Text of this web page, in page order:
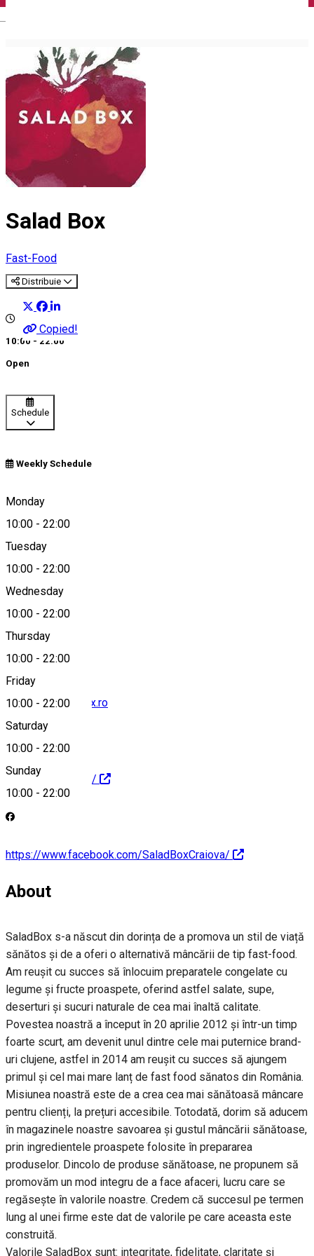
Salad Box
Fast-Food
Distribuie
Copied!
10:00 - 22:00
Open
Schedule
Weekly Schedule
Monday
10:00 - 22:00
Tuesday
10:00 - 22:00
Wednesday
10:00 - 22:00
Thursday
10:00 - 22:00
Friday
10:00 - 22:00
Saturday
10:00 - 22:00
Sunday
10:00 - 22:00
Craiova, Romania
Map
contact@saladbox.ro
http://saladbox.ro/
https://www.facebook.com/SaladBoxCraiova/
About
SaladBox s-a născut din dorința de a promova un stil de viață
sănătos și de a oferi o alternativă mâncării de tip fast-food.
Am reușit cu succes să înlocuim preparatele congelate cu
legume și fructe proaspete, oferind astfel salate, supe,
deserturi și sucuri naturale de cea mai înaltă calitate.
Povestea noastră a început în 20 aprilie 2012 și într-un timp
foarte scurt, am devenit unul dintre cele mai puternice brand-
uri clujene, astfel in 2014 am reușit cu succes să ajungem
primul și cel mai mare lanț de fast food sănatos din România.
Misiunea noastră este de a crea cea mai sănătoasă mâncare
pentru clienți, la prețuri accesibile. Totodată, dorim să aducem
în magazinele noastre savoarea și gustul mâncării sănătoase,
prin ingredientele proaspete folosite în prepararea
produselor. Dincolo de produse sănătoase, ne propunem să
promovăm un mod integru de a face afaceri, lucru care se
regăsește în valorile noastre. Credem că succesul pe termen
lung al unei firme este dat de valorile pe care aceasta este
construită.
Valorile SaladBox sunt: integritate, fidelitate, claritate și